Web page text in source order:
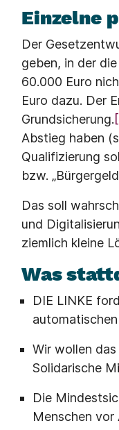
Einzelne
Der
geben, in der
60.000 Euro
Euro dazu. Der
Grundsicherung.
Abstieg haben
Qualifizierung
bzw.
Das soll
und
ziemlich kleine
Was
DIE LINKE
Wir wollen
Solidarische
Die
Menschen vor